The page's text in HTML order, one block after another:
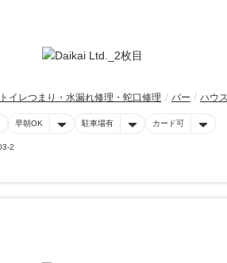
トイレつまり・水漏れ修理・蛇口修理 バー ハウ
早朝OK 駐車場有 カード可
2